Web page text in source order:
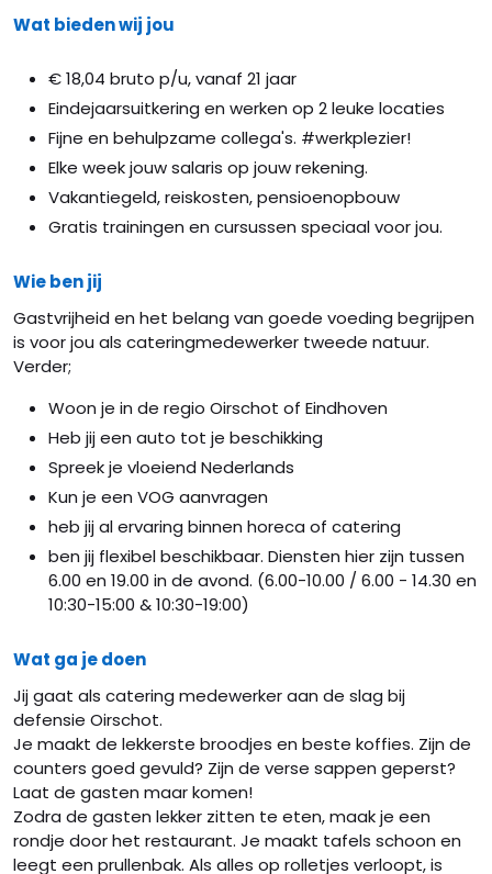
Wat bieden wij jou
€ 18,04 bruto p/u, vanaf 21 jaar
Eindejaarsuitkering en werken op 2 leuke locaties
Fijne en behulpzame collega's. #werkplezier!
Elke week jouw salaris op jouw rekening.
Vakantiegeld, reiskosten, pensioenopbouw
Gratis trainingen en cursussen speciaal voor jou.
Wie ben jij
Gastvrijheid en het belang van goede voeding begrijpen
is voor jou als cateringmedewerker tweede natuur.
Verder;
Woon je in de regio Oirschot of Eindhoven
Heb jij een auto tot je beschikking
Spreek je vloeiend Nederlands
Kun je een VOG aanvragen
heb jij al ervaring binnen horeca of catering
ben jij flexibel beschikbaar. Diensten hier zijn tussen
6.00 en 19.00 in de avond. (6.00-10.00 / 6.00 - 14.30 en
10:30-15:00 & 10:30-19:00)
Wat ga je doen
Jij gaat als catering medewerker aan de slag bij
defensie Oirschot.
Je maakt de lekkerste broodjes en beste koffies. Zijn de
counters goed gevuld? Zijn de verse sappen geperst?
Laat de gasten maar komen!
Zodra de gasten lekker zitten te eten, maak je een
rondje door het restaurant. Je maakt tafels schoon en
leegt een prullenbak. Als alles op rolletjes verloopt, is